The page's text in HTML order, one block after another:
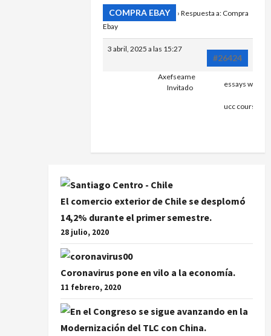
COMPRA EBAY › Respuesta a: Compra
Ebay
3 abril, 2025 a las 15:27
#26424
Axefseame
Invitado
essays writers
ucc courses
El comercio exterior de Chile se desplomó
14,2% durante el primer semestre.
28 julio, 2020
Coronavirus pone en vilo a la economía.
11 febrero, 2020